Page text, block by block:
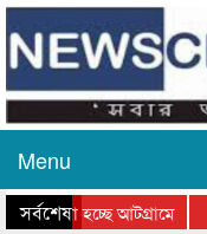
Menu
সর্বশেষ
যাওয়া হচ্ছে আটগ্রামে